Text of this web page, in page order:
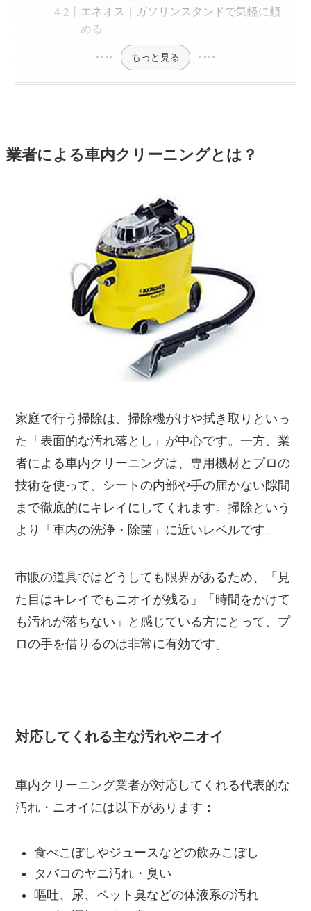
エネオス｜ガソリンスタンドで気軽に頼
める
もっと見る
業者による車内クリーニングとは？
家庭で行う掃除は、掃除機がけや拭き取りといっ
た「表面的な汚れ落とし」が中心です。一方、業
者による車内クリーニングは、専用機材とプロの
技術を使って、シートの内部や手の届かない隙間
まで徹底的にキレイにしてくれます。掃除という
より「車内の洗浄・除菌」に近いレベルです。
市販の道具ではどうしても限界があるため、「見
た目はキレイでもニオイが残る」「時間をかけて
も汚れが落ちない」と感じている方にとって、プ
ロの手を借りるのは非常に有効です。
対応してくれる主な汚れやニオイ
車内クリーニング業者が対応してくれる代表的な
汚れ・ニオイには以下があります：
食べこぼしやジュースなどの飲みこぼし
タバコのヤニ汚れ・臭い
嘔吐、尿、ペット臭などの体液系の汚れ